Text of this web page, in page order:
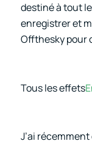
destiné à tout
enregistrer et
Offthesky pour
Tous les effets
J’ai